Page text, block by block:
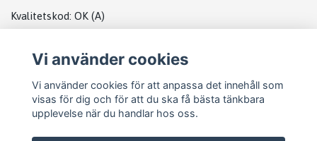
Kvalitetskod: OK (A)
Vi använder cookies
Vi använder cookies för att anpassa det innehåll som
visas för dig och för att du ska få bästa tänkbara
upplevelse när du handlar hos oss.